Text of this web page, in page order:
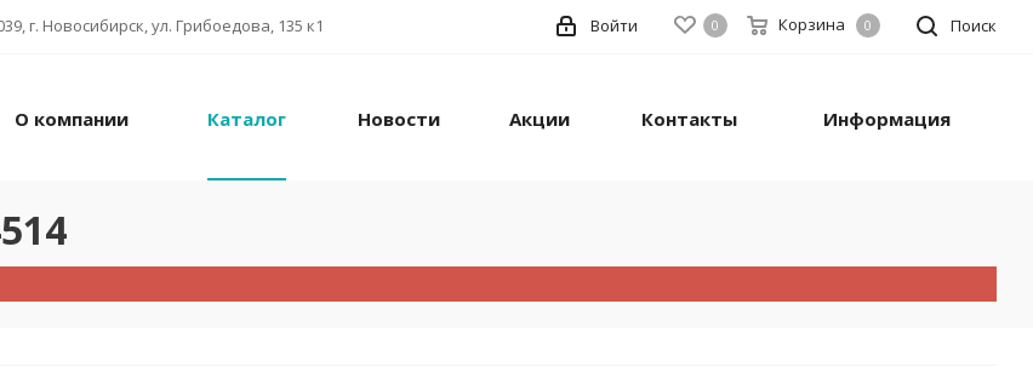
г. Новосибирск, ул. Грибоедова, 135 к1 Поиск
0 Корзина 0
Войти
О компании Каталог Новости Акции Контакты Информация